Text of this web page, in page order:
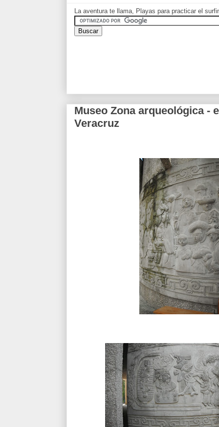
La aventura te llama, Playas para practicar el
Museo Zona arqueológica -
Veracruz